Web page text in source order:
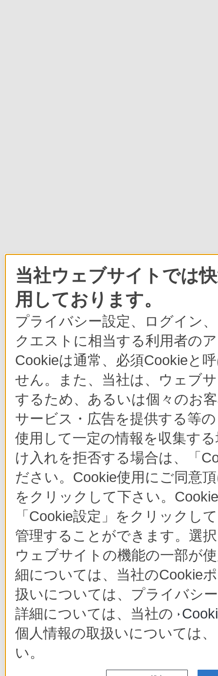
当社ウェブサイトでは
用しております。
プライバシー設定、ログイン
クエストに相当する利用者の
Cookieは通常、必須Cookieと
せん。また、当社は、ウェブ
するため、あるいは個々のお
サービス・広告を提供する等
使用して一定の情報を収集す
け入れを拒否する場合は、「
ださい。Cookie使用にご同意
をクリックして下さい。
「Cookie設定」をクリックし
管理することができます。選
ウェブサイトの機能の一部が
細については、当社のCookie
扱いについては、プライバシ
詳細については、当社の
個人情報の取扱いについては
い。